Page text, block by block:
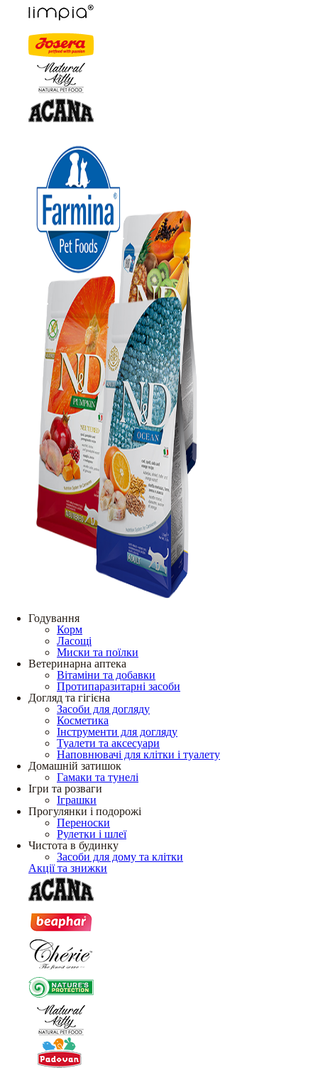
Годування
Корм
Ласощі
Миски та поїлки
Ветеринарна аптека
Вітаміни та добавки
Протипаразитарні засоби
Догляд та гігієна
Засоби для догляду
Косметика
Інструменти для догляду
Туалети та аксесуари
Наповнювачі для клітки і туалету
Домашній затишок
Гамаки та тунелі
Ігри та розваги
Іграшки
Прогулянки і подорожі
Переноски
Рулетки і шлеї
Чистота в будинку
Засоби для дому та клітки
Акції та знижки